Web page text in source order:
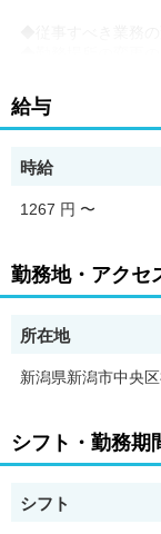
◆従事すべき業務
◆勤務場所の変更
数の上限)就業規則
合。更新上限なし。
他事業所も併せて選
給与
時給
1267 円 〜
勤務地・アクセ
所在地
新潟県新潟市中央
シフト・勤務期
シフト